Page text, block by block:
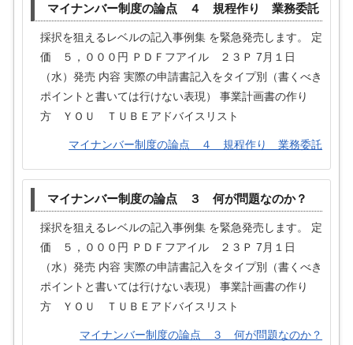
マイナンバー制度の論点 ４ 規程作り 業務委託
採択を狙えるレベルの記入事例集 を緊急発売します。 定
価 ５，０００円 ＰＤＦフアイル ２３Ｐ 7月１日
（水）発売 内容 実際の申請書記入をタイプ別（書くべき
ポイントと書いては行けない表現） 事業計画書の作り
方 ＹＯＵ ＴＵＢＥアドバイスリスト
マイナンバー制度の論点 ４ 規程作り 業務委託
マイナンバー制度の論点 ３ 何が問題なのか？
採択を狙えるレベルの記入事例集 を緊急発売します。 定
価 ５，０００円 ＰＤＦフアイル ２３Ｐ 7月１日
（水）発売 内容 実際の申請書記入をタイプ別（書くべき
ポイントと書いては行けない表現） 事業計画書の作り
方 ＹＯＵ ＴＵＢＥアドバイスリスト
マイナンバー制度の論点 ３ 何が問題なのか？